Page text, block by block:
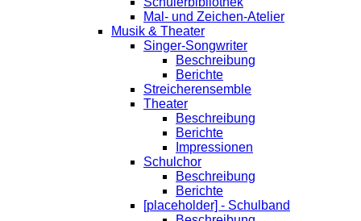
Mal- und Zeichen-Atelier
Musik & Theater
Singer-Songwriter
Beschreibung
Berichte
Streicherensemble
Theater
Beschreibung
Berichte
Impressionen
Schulchor
Beschreibung
Berichte
[placeholder] - Schulband